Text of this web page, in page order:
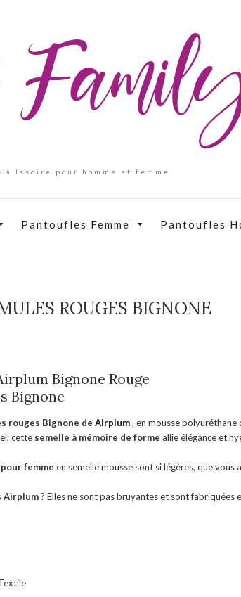
à Issoire pour homme et femme
Pantoufles Femme Pantoufles
ROUGES BIGNONE
Bignone Rouge
Bignone
rouges Bignone de Airplum , en mousse
cette semelle à mémoire de forme allie élégance et
femme en semelle mousse sont si légères, que vous
Airplum? Elles ne sont pas bruyantes et sont fabriquées